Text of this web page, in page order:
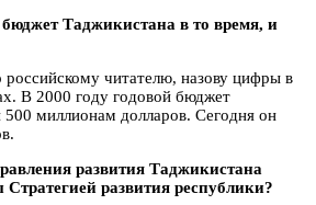
Таджикистана в то время, и
читателю, назову цифры в
В 2000 году годовой бюджет
500 миллионам долларов. Сегодня он
развития Таджикистана
развития республики?